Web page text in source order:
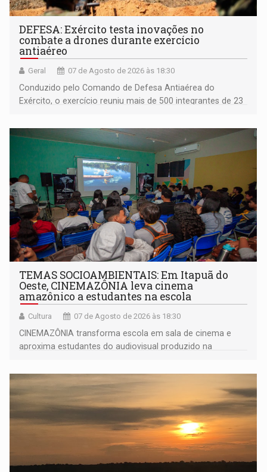
DEFESA: Exército testa inovações no
combate a drones durante exercício
antiaéreo
Geral 07 de Agosto de 2026 às 18:30
Conduzido pelo Comando de Defesa Antiaérea do
Exército, o exercício reuniu mais de 500 integrantes de 23
TEMAS SOCIOAMBIENTAIS: Em Itapuã do
Oeste, CINEMAZÔNIA leva cinema
amazônico a estudantes na escola
Cultura 07 de Agosto de 2026 às 18:30
CINEMAZÔNIA transforma escola em sala de cinema e
aproxima estudantes do audiovisual produzido na